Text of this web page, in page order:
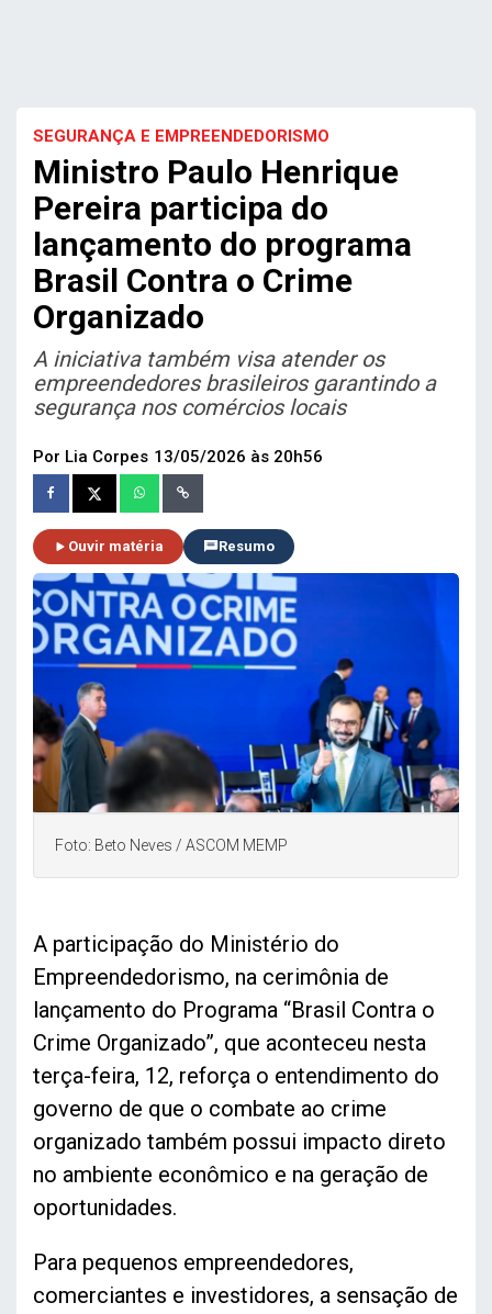
SEGURANÇA E EMPREENDEDORISMO
Ministro Paulo Henrique
Pereira participa do
lançamento do programa
Brasil Contra o Crime
Organizado
A iniciativa também visa atender os
empreendedores brasileiros garantindo a
segurança nos comércios locais
Por Lia Corpes 13/05/2026 às 20h56
Ouvir matéria Resumo
Foto: Beto Neves / ASCOM MEMP
A participação do Ministério do
Empreendedorismo, na cerimônia de
lançamento do Programa “Brasil Contra o
Crime Organizado”, que aconteceu nesta
terça-feira, 12, reforça o entendimento do
governo de que o combate ao crime
organizado também possui impacto direto
no ambiente econômico e na geração de
oportunidades.
Para pequenos empreendedores,
comerciantes e investidores, a sensação de